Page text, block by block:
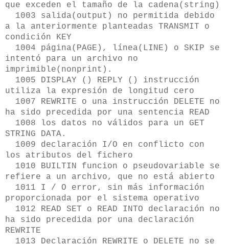
que exceden el tamaño de la cadena(string)
1003 salida(output) no permitida debido
a la anteriormente planteadas TRANSMIT o
condición KEY
1004 página(PAGE), línea(LINE) o SKIP se
intentó para un archivo no
imprimible(nonprint).
1005 DISPLAY () REPLY () instrucción
utiliza la expresión de longitud cero
1007 REWRITE o una instrucción DELETE no
ha sido precedida por una sentencia READ
1008 los datos no válidos para un GET
STRING DATA.
1009 declaración I/O en conflicto con
los atributos del fichero
1010 BUILTIN funcion o pseudovariable se
refiere a un archivo, que no está abierto
1011 I / O error, sin más información
proporcionada por el sistema operativo
1012 READ SET o READ INTO declaración no
ha sido precedida por una declaración
REWRITE
1013 Declaración REWRITE o DELETE no se